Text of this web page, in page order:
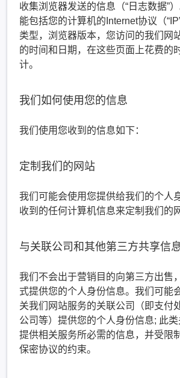
收集浏览器发送的信息（“日志数据”
能包括您的计算机的Internet协议（
类型，浏览器版本，您访问的我们网
的时间和日期，在这些页面上花费的
计。
我们如何使用您的信息
我们使用您收到的信息如下：
定制我们的网站
我们可能会使用您提供给我们的个人
收到的任何计算机信息来定制我们的
与关联公司和其他第三方共享信
我们不会出于营销目的向第三方出售
式提供您的个人身份信息。我们可能
关我们网站服务的关联公司（即支付
公司等）提供您的个人身份信息; 此
提供相关服务所必需的信息，并受限
保密协议的约束。